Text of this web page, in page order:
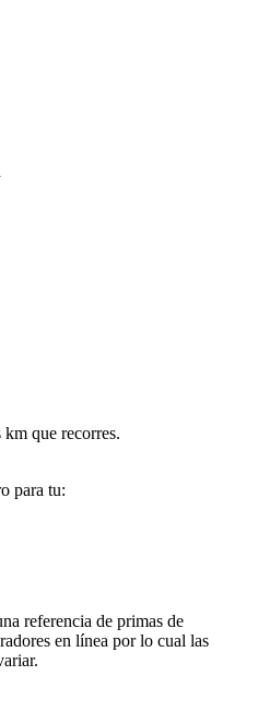
que recorres.
para tu:
referencia de primas de
en línea por lo cual las